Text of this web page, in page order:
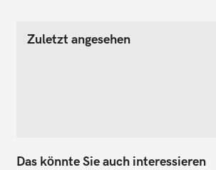
Zuletzt angesehen
Das könnte Sie auch interessieren